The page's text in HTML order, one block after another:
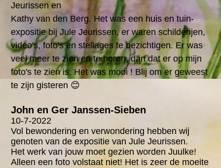
Jeurissen en
Kathy van den Berg. Het was een huis en tuin-
expositie bij Jule Jeurissen, er waren schilderijen,
video's, foto's en stellages te bezichtigen. Er was
veel meer te zien en te horen, dan dat er op mijn
foto's te zien is. Het was mooi ! Blij om er geweest
te zijn gisteren 😊
John en Ger Janssen-Sieben
10-7-2022
Vol bewondering en verwondering hebben wij
genoten van de expositie van Jule Jeurissen.
Het werk van jouw moet gezien worden Juulke!
Alleen een foto volstaat niet! Het is zeer de moeite